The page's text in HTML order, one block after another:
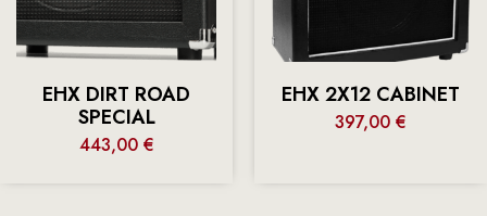
EHX DIRT ROAD
SPECIAL
443,00 €
EHX 2X12 CABINET
397,00 €